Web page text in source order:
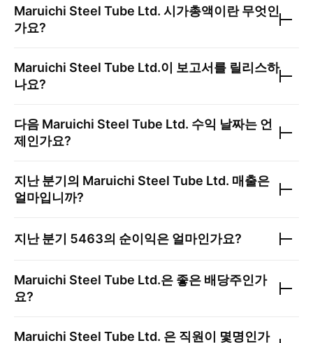
Maruichi Steel Tube Ltd. 시가총액이란 무엇인
가요?
Maruichi Steel Tube Ltd.이 보고서를 릴리스하
나요?
다음 Maruichi Steel Tube Ltd. 수익 날짜는 언
제인가요?
지난 분기의 Maruichi Steel Tube Ltd. 매출은
얼마입니까?
지난 분기 5463의 순이익은 얼마인가요?
Maruichi Steel Tube Ltd.은 좋은 배당주인가
요?
Maruichi Steel Tube Ltd. 은 직원이 몇명인가